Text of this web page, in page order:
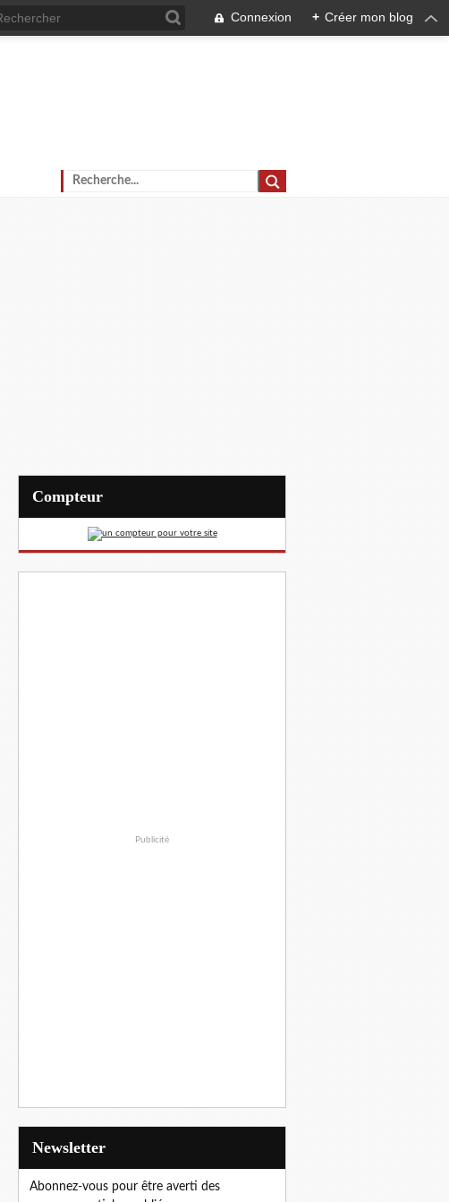
Connexion + Créer mon blog
Compteur
Publicité
Newsletter
Abonnez-vous pour être averti des